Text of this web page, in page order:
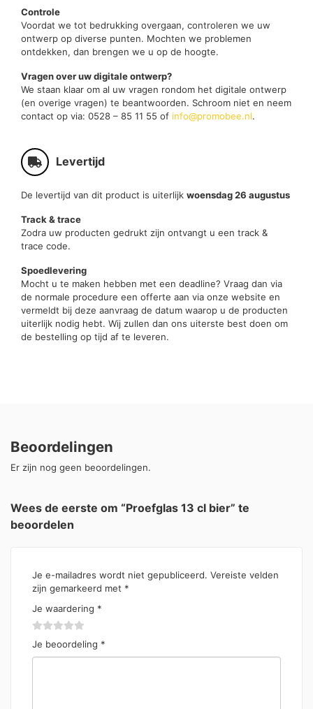
Controle
Voordat we tot bedrukking overgaan, controleren we uw
ontwerp op diverse punten. Mochten we problemen
ontdekken, dan brengen we u op de hoogte.
Vragen over uw digitale ontwerp?
We staan klaar om al uw vragen rondom het digitale ontwerp
(en overige vragen) te beantwoorden. Schroom niet en neem
contact op via: 0528 – 85 11 55 of info@promobee.nl.
Levertijd
De levertijd van dit product is uiterlijk woensdag 26 augustus
Track & trace
Zodra uw producten gedrukt zijn ontvangt u een track &
trace code.
Spoedlevering
Mocht u te maken hebben met een deadline? Vraag dan via
de normale procedure een offerte aan via onze website en
vermeldt bij deze aanvraag de datum waarop u de producten
uiterlijk nodig hebt. Wij zullen dan ons uiterste best doen om
de bestelling op tijd af te leveren.
Beoordelingen
Er zijn nog geen beoordelingen.
Wees de eerste om “Proefglas 13 cl bier” te
beoordelen
Je e-mailadres wordt niet gepubliceerd. Vereiste velden
zijn gemarkeerd met *
Je waardering *
Je beoordeling *